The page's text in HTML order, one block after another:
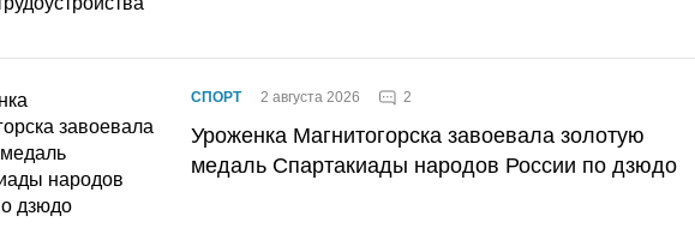
СПОРТ 2 августа 2026 2
Уроженка Магнитогорска завоевала золотую
медаль Спартакиады народов России по дзюдо